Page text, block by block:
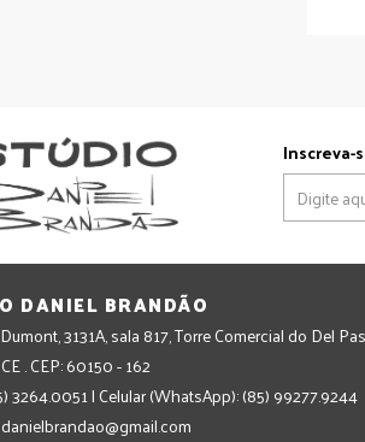
Inscreva-
DANIEL BRANDÃO
3131A, sala 817, Torre Comercial do Del
. CEP: 60150 - 162
3264.0051 | Celular (WhatsApp): (85) 99277.9244